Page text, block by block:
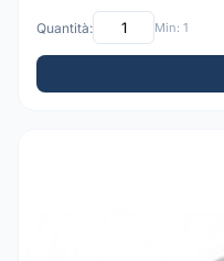
Quantità: Min: 1